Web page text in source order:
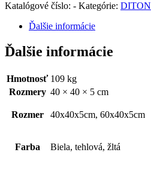
Katalógové číslo: - Kategórie: DITON
Ďalšie informácie
Ďalšie informácie
Hmotnosť 109 kg
Rozmery 40 × 40 × 5 cm
Rozmer 40x40x5cm, 60x40x5cm
Farba Biela, tehlová, žltá